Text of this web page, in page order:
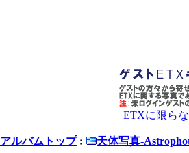
ETXに限ら
アルバムトップ: 天体写真-